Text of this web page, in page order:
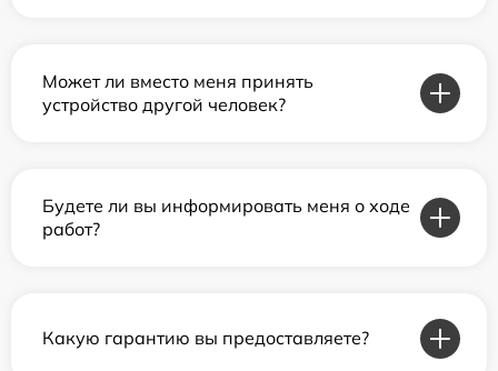
Может ли вместо меня принять
устройство другой человек?
Будете ли вы информировать меня о ходе
работ?
Какую гарантию вы предоставляете?